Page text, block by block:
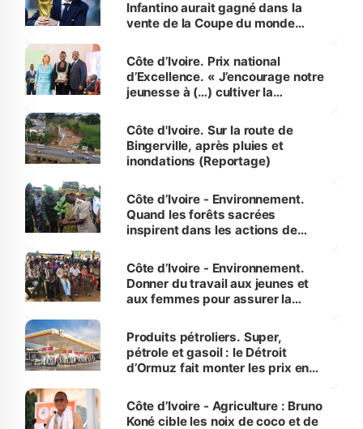
Infantino aurait gagné dans la
vente de la Coupe du monde
Côte d’Ivoire. Prix national
d’Excellence. « J’encourage notre
jeunesse à (…) cultiver la
(Alassane Ouattara
Côte d'Ivoire. Sur la route de
Bingerville, après pluies et
inondations (Reportage)
Côte d’Ivoire - Environnement.
Quand les forêts sacrées
inspirent dans les actions de
Côte d’Ivoire - Environnement.
Donner du travail aux jeunes et
aux femmes pour assurer la
menacées
Produits pétroliers. Super,
pétrole et gasoil : le Détroit
d’Ormuz fait monter les prix en
Côte d’Ivoire - Agriculture : Bruno
Koné cible les noix de coco et de